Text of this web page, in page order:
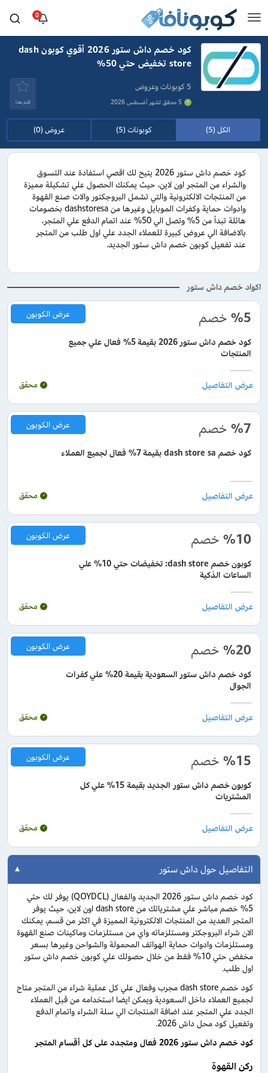
0
كود خصم داش ستور 2026 أقوي كوبون dash
store تخفيض حتي 50%
5 كوبونات وعروض
5 محقق لشهر أغسطس 2026 قيَم هذا
الكل (5) كوبونات (5) عروض (0)
كود خصم داش ستور 2026 يتيح لك اقصي استفادة عند التسوق
والشراء من المتجر اون لاين، حيث يمكنك الحصول علي تشكيلة مميزة
من المنتجات الالكترونية والتي تشمل البروجكتور والات صنع القهوة
وادوات حماية وكفرات الموبايل وغيرها من dashstoresa بخصومات
هائلة تبدأ من 5% وتصل الي 50% عند اتمام الدفع علي المتجر،
بالاضافة الي عروض كبيرة للعملاء الجدد علي اول طلب من المتجر
عند تفعيل كوبون خصم داش ستور الجديد.
اكواد خصم داش ستور
%5 خصم
كود خصم داش ستور 2026 بقيمة 5% فعال علي جميع
المنتجات
عرض الكوبون
محقق
%7 خصم
كود خصم dash store sa بقيمة 7% فعال لجميع العملاء
عرض الكوبون
محقق
%10 خصم
كوبون خصم dash store: تخفيضات حتي 10% علي
الساعات الذكية
عرض الكوبون
محقق
%20 خصم
كود خصم داش ستور السعودية بقيمة 20% علي كفرات
الجوال
عرض الكوبون
محقق
%15 خصم
كوبون خصم داش ستور الجديد بقيمة 15% علي كل
المشتريات
عرض الكوبون
محقق
التفاصيل حول داش ستور
كود خصم داش ستور 2026 الجديد والفعال (QOYDCL) يوفر لك حتي
5% خصم مباشر علي مشترياتك من dash store اون لاين، حيث يوفر
المتجر العديد من المنتجات الالكترونية المميزة في اكثر من قسم، يمكنك
الان شراء البروجكتر ومستلزماته واي من مستلزمات وماكينات صنع القهوة
ومستلزمات وادوات حماية الهواتف المحمولة والشواحن وغيرها بسعر
مخفض حتي 10% فقط من خلال حصولك علي كوبون خصم داش ستور
اول طلب.
كود خصم dash store مجرب وفعال علي كل عملية شراء من المتجر متاح
لجميع العملاء داخل السعودية ويمكن ايضا استخدامه من قبل العملاء
الجدد علي المتجر عند اضافة المنتجات الي سلة الشراء واتمام الدفع
وتفعيل كود محل داش 2026.
كود خصم داش ستور 2026 فعال ومتجدد على كل أقسام المتجر
ركن القهوة